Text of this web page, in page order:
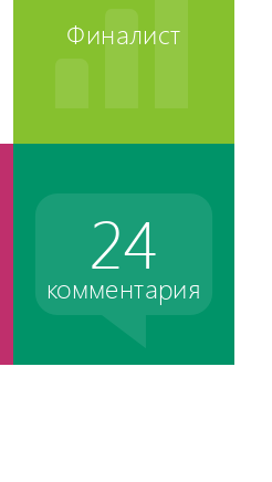
Финалист
24
комментария